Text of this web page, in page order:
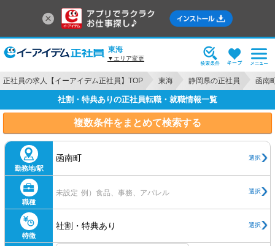
東海
▼エリア変更
正社員の求人【イーアイデム正社員】TOP 東海 静岡県の正社員 函南
社割・特典ありの正社員転職・就職情報一覧
複数条件をまとめて検索する
勤務地/駅
函南町 選択
職種
未設定 例）食品、事務、アパレル 選択
特徴
社割・特典あり 選択